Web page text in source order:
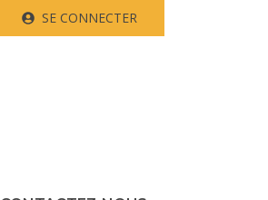
SE CONNECTER